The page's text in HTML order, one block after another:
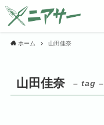
ホーム 山田佳奈
山田佳奈 – tag –